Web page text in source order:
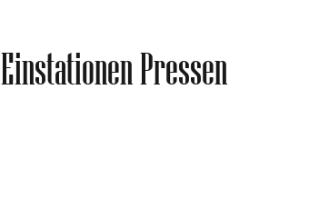
Einstationen Pressen